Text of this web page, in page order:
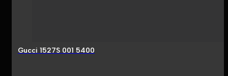
Gucci 1527S 001 5400